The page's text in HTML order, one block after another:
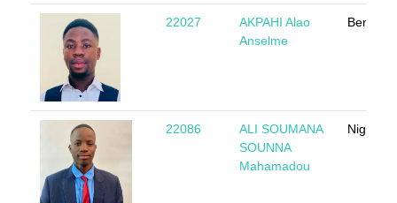
22027
AKPAHI Alao
Anselme
Benin
22086
ALI SOUMANA
SOUNNA
Mahamadou
Niger